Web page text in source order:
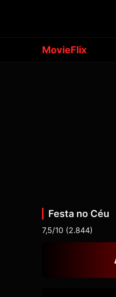
MovieFlix
Festa no Céu
7,5/10 (2.844)